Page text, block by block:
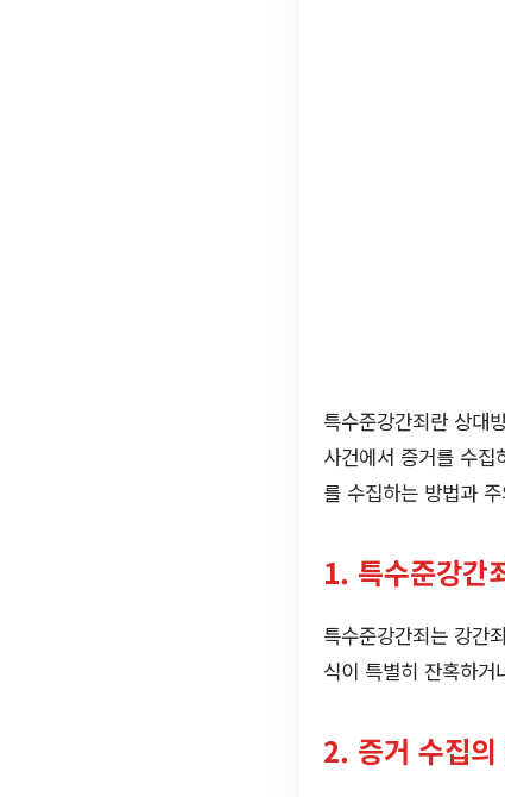
특수준강간죄란 상대
사건에서 증거를 수
를 수집하는 방법과
1. 특수준강간
특수준강간죄는 강간
식이 특별히 잔혹하
2. 증거 수집의